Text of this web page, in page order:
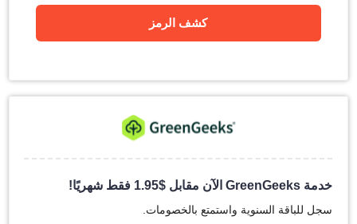
كشف الرمز
خدمة GreenGeeks الآن مقابل $
1.95 فقط شهريًا!
سجل للباقة السنوية واستمتع بالخصومات.